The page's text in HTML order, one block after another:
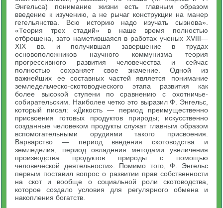
Энгельса) понимание жизни есть главным образом
введение к изучению, а не рычаг конструкции на манер
гегельянства. Всю историю надо изучать сызнова».
«Теория трех стадий» в наше время полностью
отброшена, зато наметившаяся в работах ученых XVIII—
XIX вв. и получившая завершение в трудах
основоположников научного коммунизма теория
прогрессивного развития человечества и сейчас
полностью сохраняет свое значение. Одной из
важнейших ее составных частей является понимание
земледельческо-скотоводческого этапа развития как
более высокой ступени по сравнению с охотничье-
собирательским. Наиболее четко это выразил Ф. Энгельс,
который писал: «Дикость — период преимущественно
присвоения готовых продуктов природы; искусственно
созданные человеком продукты служат главным образом
вспомогательными орудиями такого присвоения.
Варварство — период введения скотоводства и
земледелия, период овладения методами увеличения
производства продуктов природы с помощью
человеческой деятельности». Помимо того, Ф. Энгельс
первым поставил вопрос о развитии прав собственности
на скот и вообще о социальной роли скотоводства,
которое создало условия для регулярного обмена и
накопления богатств.